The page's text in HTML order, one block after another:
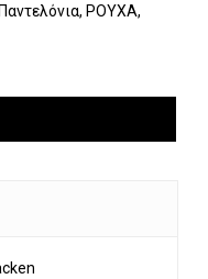
Παντελόνια, ΡΟΥΧΑ,